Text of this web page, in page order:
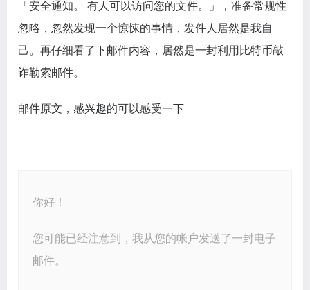
「安全通知。 有人可以访问您的文件。」，准备常规性
忽略，忽然发现一个惊悚的事情，发件人居然是我自
己。再仔细看了下邮件内容，居然是一封利用比特币敲
诈勒索邮件。
邮件原文，感兴趣的可以感受一下
你好！
您可能已经注意到，我从您的帐户发送了一封电子
邮件。